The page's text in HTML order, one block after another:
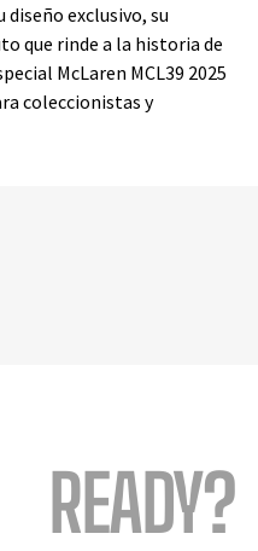
diseño exclusivo, su
que rinde a la historia de
McLaren MCL39 2025
coleccionistas y
READY?